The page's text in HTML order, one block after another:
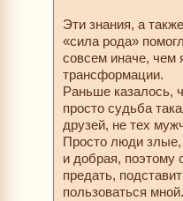
Эти знания, а
«сила рода»
совсем иначе, чем
трансформации.
Раньше казалось,
просто судьба
друзей, не тех
Просто люди злые,
и добрая, поэтому
предать,
пользоваться мной.